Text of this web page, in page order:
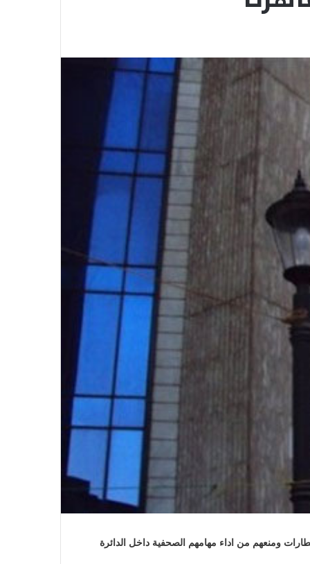
شئون وزارة الطيران والمطارات ومنعهم من اداء مهامهم الصحفية داخل الدائرة
في احتفالية عيد الصحافة النجفية
بمناسبة مرور ١١٢ عاما على صدور أول
صحيفة (العلم)
في عيد الصحافة العراقية تحية لكل
الصحفيين ولأرواح شهداء الصحافة